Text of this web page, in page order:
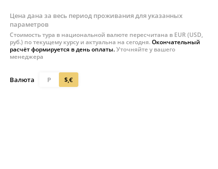
Цена дана за весь период проживания для указанных
параметров
Стоимость тура в национальной валюте пересчитана в EUR (USD,
руб.) по текущему курсу и актуальна на сегодня.Окончательный
расчёт формируется в день оплаты.Уточняйте у вашего
менеджера
Валюта Р $,€